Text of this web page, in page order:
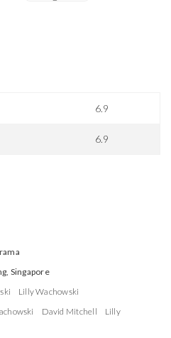
6.9
6.9
Singapore
Lilly Wachowski
David Mitchell
Lilly